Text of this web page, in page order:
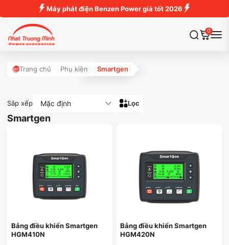
Máy phát điện Benzen Power giá tốt 2026
0
Trang chủ Phụ kiện Smartgen
Smartgen
Sắp xếp Mặc định Lọc
Bảng điều khiển Smartgen
HGM410N
Bảng điều khiển Smartgen
HGM420N